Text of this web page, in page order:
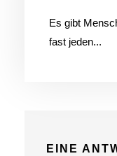
Es gibt
fast jeden...
EINE